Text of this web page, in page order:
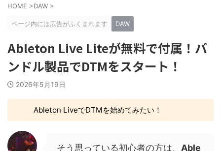
HOME >DAW >
ページ内には広告がふくまれます DAW
Ableton Live Liteが無料で付属！バ
ンドル製品でDTMをスタート！
2026年5月19日
Ableton LiveでDTMを始めてみたい！
そう思っている初心者の方は、 Able